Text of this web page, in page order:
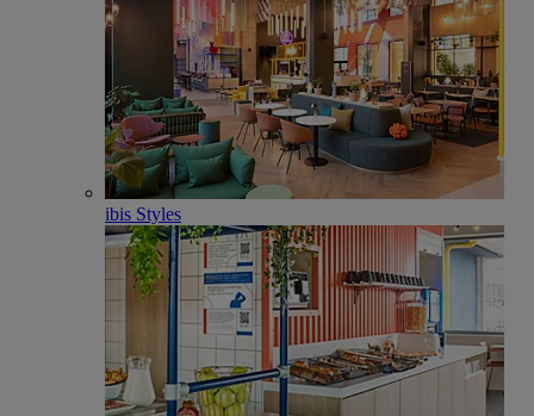
ibis Styles